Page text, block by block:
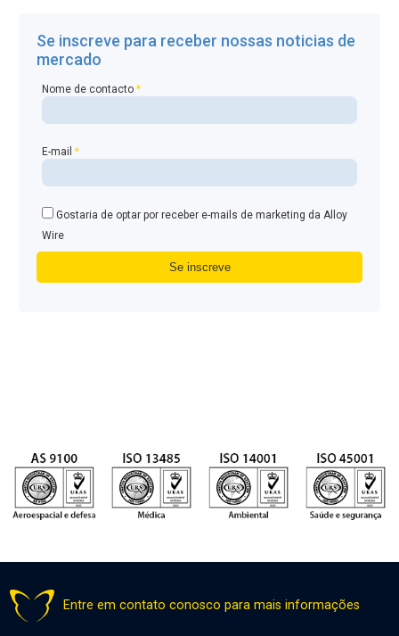
Se inscreve para receber nossas noticias de
mercado
Nome de contacto*
E-mail*
Gostaria de optar por receber e-mails de marketing da Alloy
Wire
Entre em contato conosco para mais informações